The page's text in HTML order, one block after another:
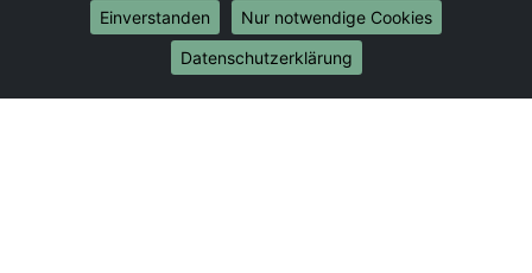
Umzug von Heilbronn nach Münster
Internationale-Umzüge
Umzug von Heilbronn nach Brasilien
Einverstanden
Nur notwendige Cookies
Datenschutzerklärung